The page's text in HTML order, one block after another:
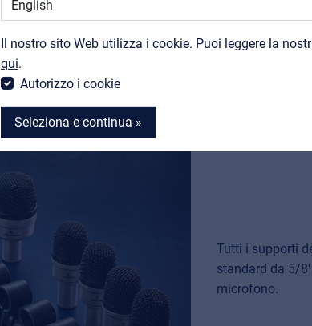
Il nostro sito Web utilizza i cookie. Puoi leggere la
qui.
Autorizzo i cookie
Seleziona e continua »
Contatti
MyFrenex
Tutti i supporti
standard da 5/
microfono.